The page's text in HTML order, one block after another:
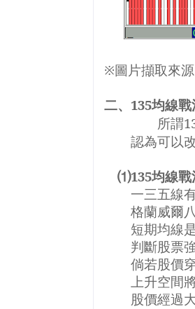
※圖片擷取來源
二、 135均線戰
所謂
認為可以
⑴135均線
一三五線
格蘭威爾
短期均線
判斷股票
倘若股價
上升空間
股價經過